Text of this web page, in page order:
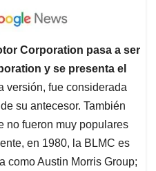
Corporation pasa a ser
y se presenta el
versión, fue considerada
su antecesor. También
no fueron muy populares
en 1980, la BLMC es
como Austin Morris Group;